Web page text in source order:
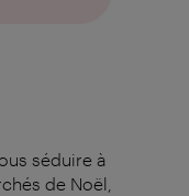
séduire à
de Noël,